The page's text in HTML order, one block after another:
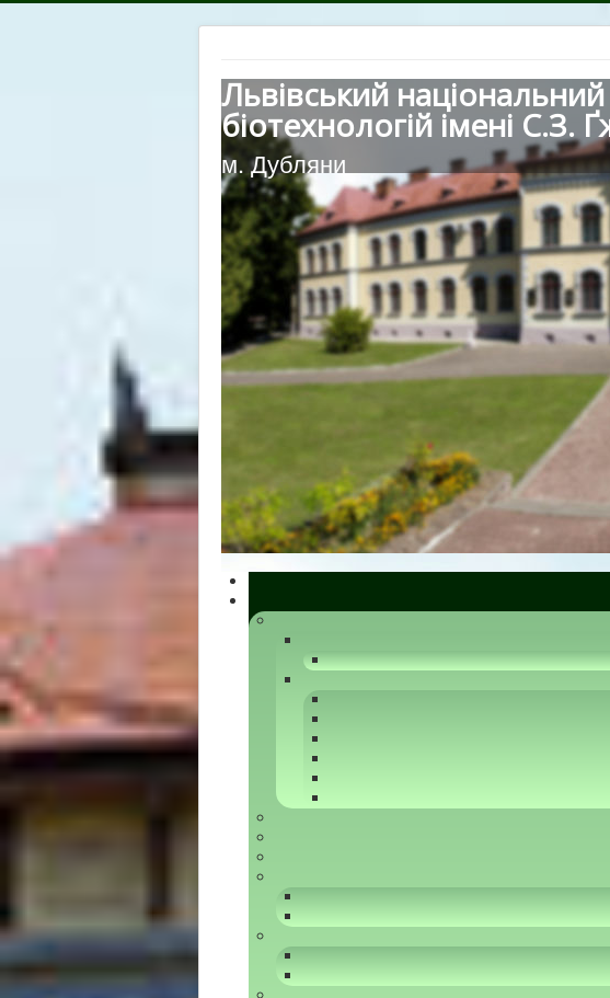
Львівський
біотехнологій імені С.З.
м. Дубляни